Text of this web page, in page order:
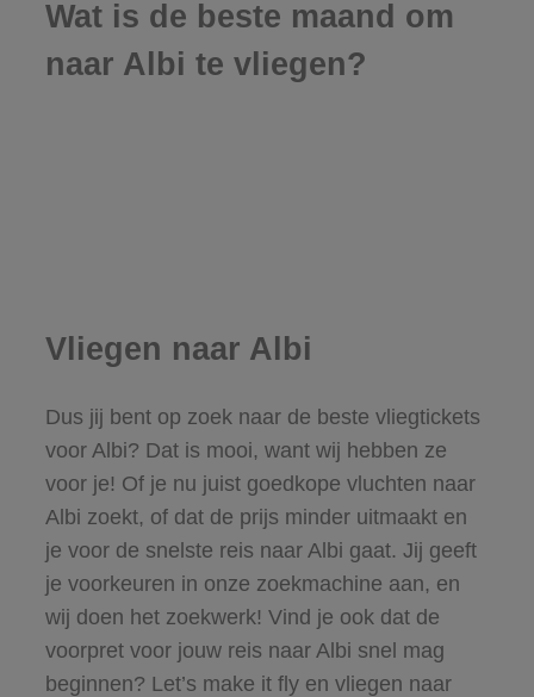
Wat is de beste maand om
naar Albi te vliegen?
Vliegen naar Albi
Dus jij bent op zoek naar de beste vliegtickets
voor Albi? Dat is mooi, want wij hebben ze
voor je! Of je nu juist goedkope vluchten naar
Albi zoekt, of dat de prijs minder uitmaakt en
je voor de snelste reis naar Albi gaat. Jij geeft
je voorkeuren in onze zoekmachine aan, en
wij doen het zoekwerk! Vind je ook dat de
voorpret voor jouw reis naar Albi snel mag
beginnen? Let’s make it fly en vliegen naar